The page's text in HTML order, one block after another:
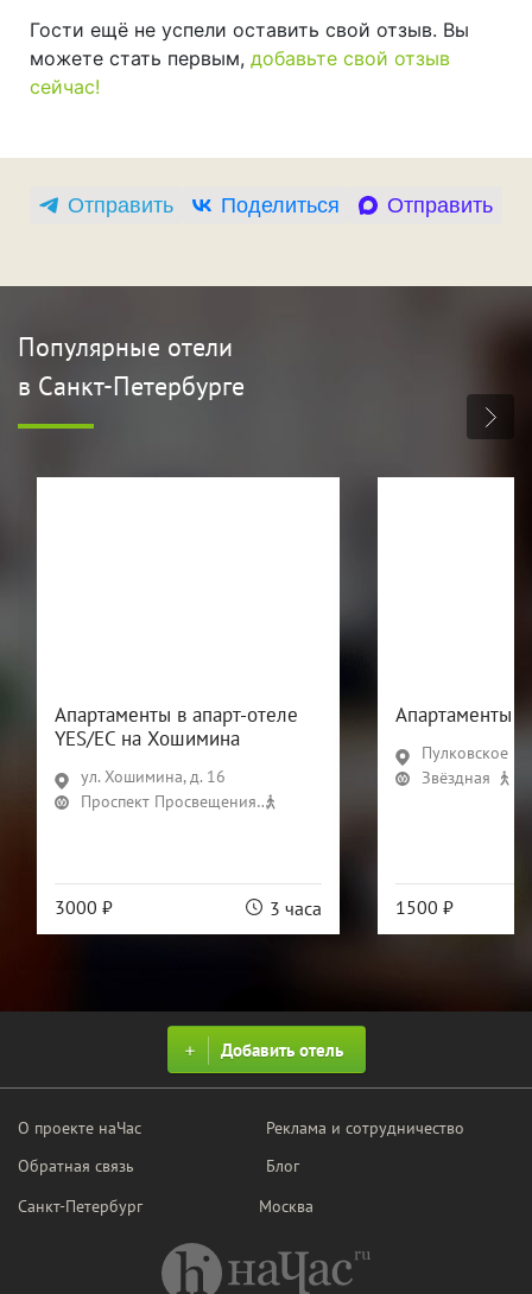
Гости ещё не успели оставить свой отзыв. Вы
можете стать первым, добавьте свой отзыв
сейчас!
Отправить Поделиться Отправить
Популярные отели
в Санкт-Петербурге
Апартаменты в апарт-отеле
YES/ЕС на Хошимина
ул. Хошимина, д. 16
Проспект Просвещения
3000 ₽ 3 часа
Апартаменты
Пулковское
Звёздная
1500 ₽
Добавить отель
О проекте наЧас
Обратная связь
Реклама и сотрудничество
Блог
Санкт-Петербург
Москва